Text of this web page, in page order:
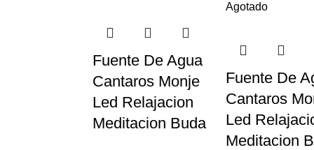
Fuente De Agua
Cantaros Monje
Led Relajacion
Meditacion Buda
Agotado
Fuente De
Cantaros
Led
Meditacion